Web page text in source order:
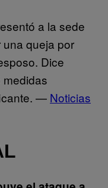
a la sede
queja por
Dice
— Noticias